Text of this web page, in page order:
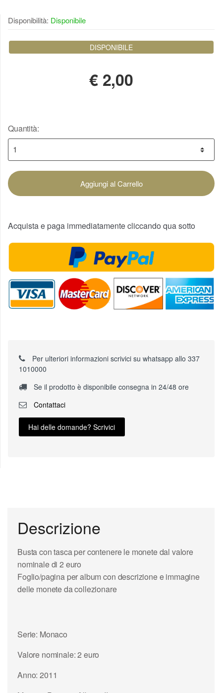
Disponibilità: Disponibile
DISPONIBILE
€ 2,00
Quantità:
Aggiungi al Carrello
Acquista e paga immediatamente cliccando qua sotto
Per ulteriori informazioni scrivici su whatsapp allo 337
1010000
Se il prodotto è disponibile consegna in 24/48 ore
Contattaci
Hai delle domande? Scrivici
Descrizione
Busta con tasca per contenere le monete dal valore
nominale di 2 euro
Foglio/pagina per album con descrizione e immagine
delle monete da collezionare
Serie: Monaco
Valore nominale: 2 euro
Anno: 2011